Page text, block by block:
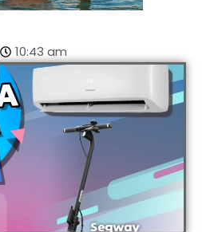
10:43 am